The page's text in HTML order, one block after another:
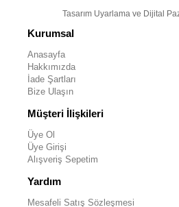
Tasarım Uyarlama ve Dijital
Kurumsal
Anasayfa
Hakkımızda
İade Şartları
Bize Ulaşın
Müşteri İlişkileri
Üye Ol
Üye Girişi
Alışveriş Sepetim
Yardım
Mesafeli Satış Sözleşmesi